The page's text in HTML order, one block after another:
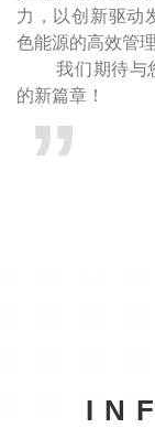
力，以创新驱动
色能源的高效管
我们期待与您
的新篇章！
”